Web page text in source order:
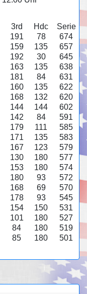
3rd Hdc
Serie
191 78
674
159 135
657
192 30
645
163 135
638
181 84
631
160 135
622
168 132
620
144 144
602
142 84
591
179 111
585
171 135
583
167 123
579
130 180
577
153 180
574
180 93
572
168 69
570
178 93
545
154 150
531
101 180
527
84 180
519
85 180 501